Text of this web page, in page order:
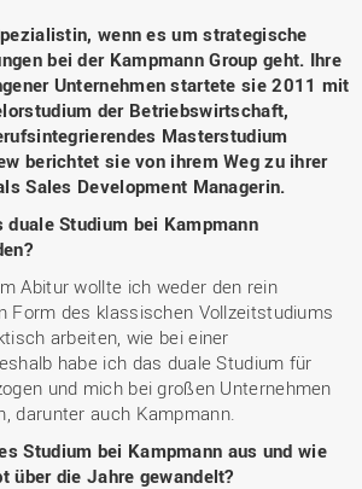
wenn es um strategische
bei der Kampmann Group geht. Ihre
Unternehmen startete sie 2011 mit
der Betriebswirtschaft,
Masterstudium
berichtet sie von ihrem Weg zu ihrer
Sales Development Managerin.
duale Studium bei Kampmann
Abitur wollte ich weder den rein
Form des klassischen Vollzeitstudiums
arbeiten, wie bei einer
habe ich das duale Studium für
und mich bei großen Unternehmen
darunter auch Kampmann.
Studium bei Kampmann aus und wie
über die Jahre gewandelt?